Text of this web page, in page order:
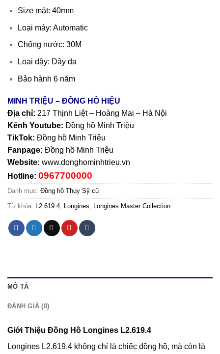
Size mặt: 40mm
Loại máy: Automatic
Chống nước: 30M
Loại dây: Dây da
Bảo hành 6 năm
MINH TRIỆU – ĐỒNG HỒ HIỆU
Địa chỉ: 217 Thịnh Liệt – Hoàng Mai – Hà Nội
Kênh Youtube: Đồng hồ Minh Triệu
TikTok: Đồng hồ Minh Triệu
Fanpage: Đồng hồ Minh Triệu
Website: www.donghominhtrieu.vn
Hotline: 0967700000
Danh mục: Đồng hồ Thụy Sỹ cũ
Từ khóa: L2.619.4, Longines, Longines Master Collection
MÔ TẢ
ĐÁNH GIÁ (0)
Giới Thiệu Đồng Hồ Longines L2.619.4
Longines L2.619.4 không chỉ là chiếc đồng hồ, mà còn là